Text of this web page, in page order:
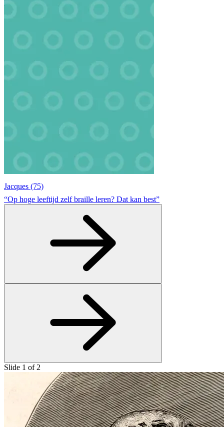
Jacques (75)
“Op hoge leeftijd zelf braille leren? Dat kan best”
Slide 1 of 2